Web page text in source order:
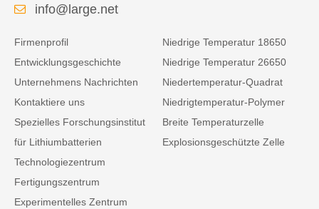
info@large.net
Firmenprofil
Entwicklungsgeschichte
Unternehmens Nachrichten
Kontaktiere uns
Spezielles Forschungsinstitut
für Lithiumbatterien
Technologiezentrum
Fertigungszentrum
Experimentelles Zentrum
Niedrige Temperatur 18650
Niedrige Temperatur 26650
Niedertemperatur-Quadrat
Niedrigtemperatur-Polymer
Breite Temperaturzelle
Explosionsgeschützte Zelle